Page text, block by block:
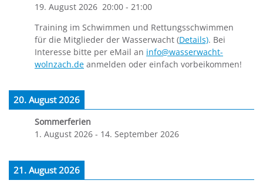
19. August 2026 20:00 - 21:00
Training im Schwimmen und Rettungsschwimmen
für die Mitglieder der Wasserwacht (Details). Bei
Interesse bitte per eMail an info@wasserwacht-
wolnzach.de anmelden oder einfach vorbeikommen!
20. August 2026
Sommerferien
1. August 2026 - 14. September 2026
21. August 2026